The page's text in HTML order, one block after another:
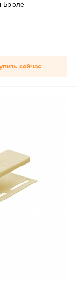
Брюле
сейчас